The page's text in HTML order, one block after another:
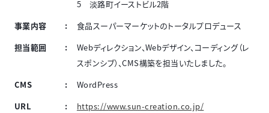
5 淡路町イーストビル2階
事業内容
食品スーパーマーケットのトータルプロデュース
担当範囲
Webディレクション、Webデザイン、コーディング（レ
スポンシブ）、CMS構築を担当いたしました。
CMS
WordPress
URL
https://www.sun-creation.co.jp/